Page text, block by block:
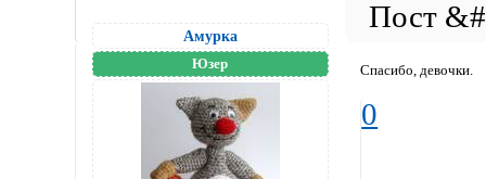
Амурка
Юзер Спасибо, девочки.
0